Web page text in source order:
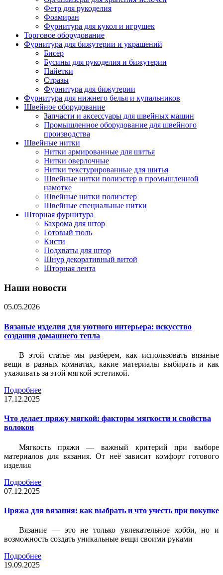
Фетр для рукоделия
Фоамиран
Фурнитура для кукол и игрушек
Торговое оборудование
Фурнитура для бижутерии и украшений
Бисер
Бусины для рукоделия и бижутерии
Пайетки
Стразы
Фурнитура для бижутерии
Фурнитура для нижнего белья и купальников
Швейное оборудование
Запчасти и аксессуары для швейных машин
Промышленное оборудование для швейного
производства
Швейные нитки
Нитки армированные для шитья
Нитки оверлочные
Нитки текстурированные для шитья
Швейные нитки полиэстер в промышленной
намотке
Швейные нитки полиэстер
Швейные специальные нитки
Шторная фурнитура
Бахрома для штор
Готовый тюль
Кисти
Подхваты для штор
Шнур декоративный витой
Шторная лента
Наши новости
05.05.2026
Вязаные изделия для уютного интерьера: искусство
создания домашнего тепла
В этой статье мы разберем, как использовать вязаные
вещи в разных комнатах, какие материалы выбирать и как
ухаживать за этой мягкой эстетикой.
Подробнее
17.12.2025
Что делает пряжу мягкой: факторы мягкости и свойства
волокон
Мягкость пряжи — важный критерий при выборе
материалов для вязания. От неё зависит комфорт готового
изделия
Подробнее
07.12.2025
Пряжа для вязания: как выбрать и что учесть при покупке
Вязание — это не только увлекательное хобби, но и
возможность создать уникальные вещи своими руками
Подробнее
19.09.2025